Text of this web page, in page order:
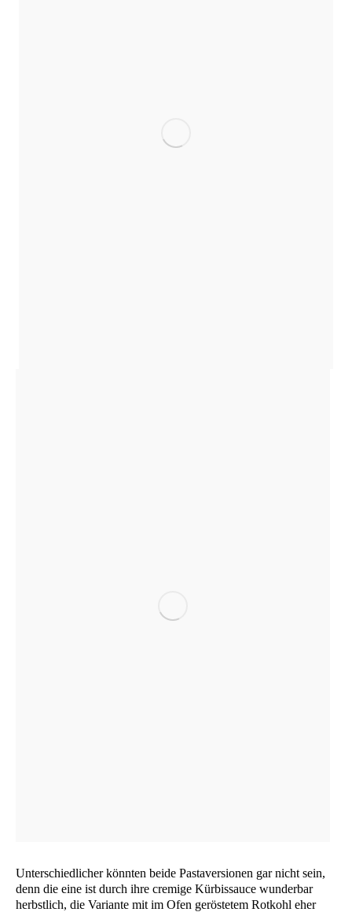
Unter­schied­li­cher könn­ten bei­de Pas­ta­ver­sio­nen gar nicht sein,
denn die eine ist durch ihre cre­mi­ge Kür­bis­sauce wun­der­bar
herbst­lich, die Vari­an­te mit im Ofen gerös­te­tem Rot­kohl eher